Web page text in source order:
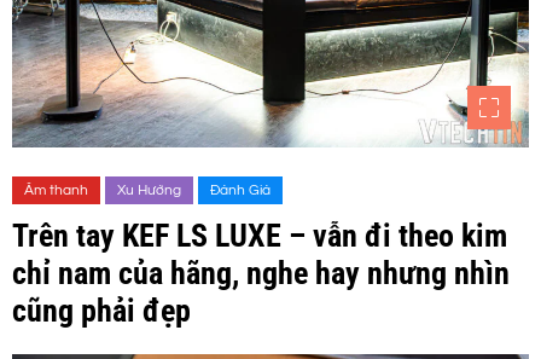
Âm thanh Xu Hướng Đánh Giá
Trên tay KEF LS LUXE – vẫn đi theo kim
chỉ nam của hãng, nghe hay nhưng nhìn
cũng phải đẹp